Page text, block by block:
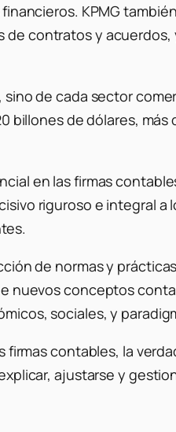
KPMG
de contratos y
de cada sector
billones de dólares,
en las firmas
riguroso e integral a
de normas y
nuevos conceptos
sociales, y
contables, la
ajustarse y